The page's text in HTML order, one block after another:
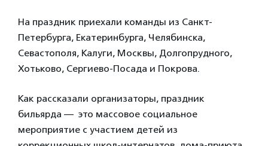
На праздник приехали команды из Санкт-
Петербурга, Екатеринбурга, Челябинска,
Севастополя, Калуги, Москвы, Долгопрудного,
Хотьково, Сергиево-Посада и Покрова.
Как рассказали организаторы, праздник
бильярда — это массовое социальное
мероприятие с участием детей из